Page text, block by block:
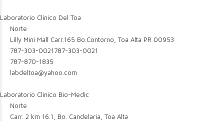
Laboratorio Clinico Del Toa
Norte
Lilly Mini Mall Carr.165 Bo.Contorno, Toa Alta PR 00953
787-303-0021787-303-0021
787-870-1835
labdeltoa@yahoo.com
Laboratorio Clinico Bio-Medic
Norte
Carr. 2 km 16.1, Bo. Candelaria, Toa Alta